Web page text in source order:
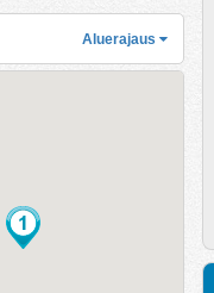
Aluerajaus